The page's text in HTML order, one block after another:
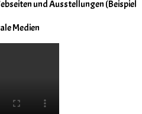
und Ausstellungen (Beispiel
Medien